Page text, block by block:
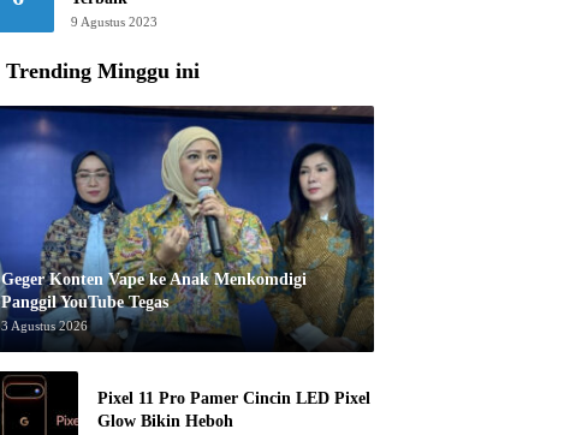
9 Agustus 2023
Trending Minggu ini
Geger Konten Vape ke Anak Menkomdigi
Panggil YouTube Tegas
3 Agustus 2026
Pixel 11 Pro Pamer Cincin LED Pixel
Glow Bikin Heboh